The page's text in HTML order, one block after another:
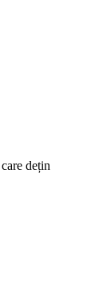
dețin